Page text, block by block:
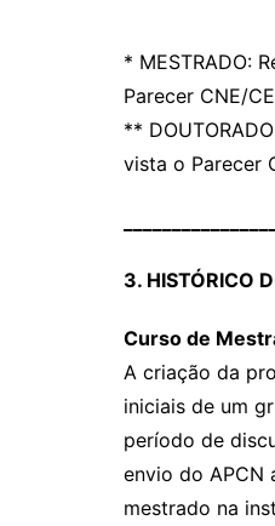
* MESTRADO:
Parecer CNE/
**
vista o Parecer
3. HISTÓRICO
Curso de
A criação da
iniciais de um
período de
envio do APCN
mestrado na